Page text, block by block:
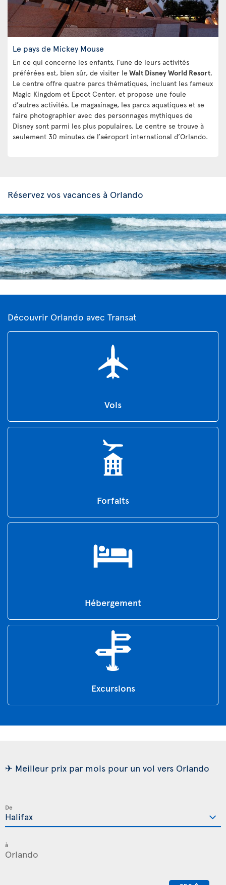
Le pays de Mickey Mouse
En ce qui concerne les enfants, l’une de leurs activités
préférées est, bien sûr, de visiter leWalt Disney World Resort.
Le centre offre quatre parcs thématiques, incluant les fameux
Magic Kingdom et Epcot Center, et propose une foule
d’autres activités. Le magasinage, les parcs aquatiques et se
faire photographier avec des personnages mythiques de
Disney sont parmi les plus populaires. Le centre se trouve à
seulement 30 minutes de l’aéroport international d’Orlando.
Réservez vos vacances à Orlando
Découvrir Orlando avec Transat
Vols
Forfaits
Hébergement
Excursions
✈ Meilleur prix par mois pour un vol vers Orlando
De
à